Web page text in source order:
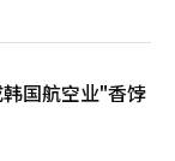
性视角与彰显女
作乃至更广泛的社
国航空业"香饽